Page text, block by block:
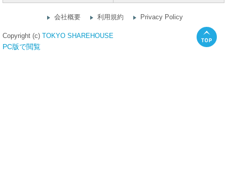
会社概要 利用規約 Privacy Policy
Copyright (c) TOKYO SHAREHOUSE
PC版で閲覧